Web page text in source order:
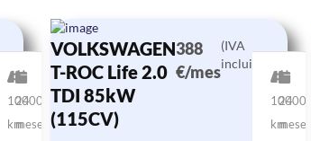
10000
km
24
meses
VOLKSWAGEN
T-ROC Life 2.0
TDI 85kW
(115CV)
388
€/mes
(IVA
incluido)
10000
km
24
meses